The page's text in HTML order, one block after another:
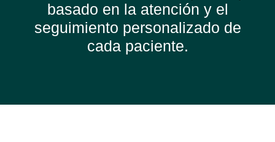
basado en la atención y el
seguimiento personalizado de
cada paciente.